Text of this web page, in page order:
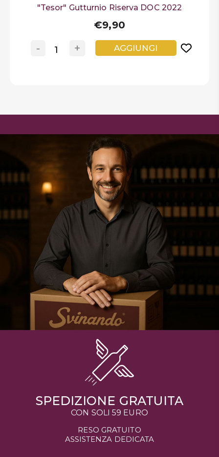
"Tesor" Gutturnio Riserva DOC 2022
€9,90
+
- AGGIUNGI
SPEDIZIONE GRATUITA
CON SOLI 59 EURO
RESO GRATUITO
ASSISTENZA DEDICATA